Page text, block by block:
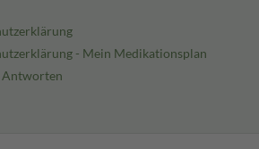
- Mein Medikationsplan
Antworten